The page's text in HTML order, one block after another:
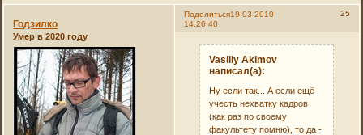
Поделиться 25
19-03-2010
14:26:40
Годзилко
Умер в 2020 году
Vasiliy Akimov
написал(а):
Ну если так... А если ещё
учесть нехватку кадров
(как раз по своему
факультету помню), то да -